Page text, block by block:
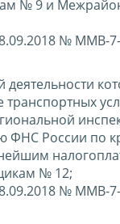
№ 9 и
№ ММВ-
ФНС России по
№ 12;
№ ММВ-